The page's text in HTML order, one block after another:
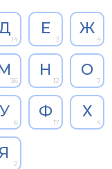
14
Е
3
Ж
4
36
Н
12
О
7
У
6
Ф
17
Х
4
Я
2